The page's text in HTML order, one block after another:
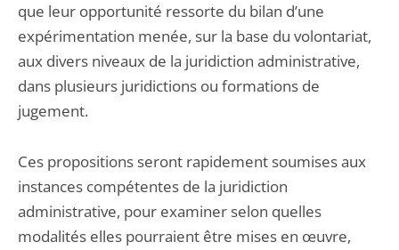
que leur opportunité ressorte du bilan d’une
expérimentation menée, sur la base du volontariat,
aux divers niveaux de la juridiction administrative,
dans plusieurs juridictions ou formations de
jugement.
Ces propositions seront rapidement soumises aux
instances compétentes de la juridiction
administrative, pour examiner selon quelles
modalités elles pourraient être mises en œuvre,